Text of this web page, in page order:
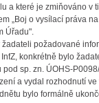
a které je zmiňováno v
„Boj o vysílací práva
Úřadu".
požadované
konkrétně bylo
sp. zn. ÚOHS-
a vydal rozhodnutí
bylo formálně